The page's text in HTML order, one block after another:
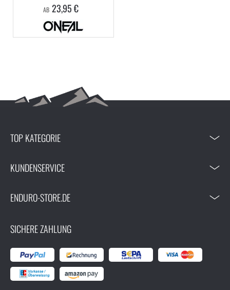
AB 23,95 €
TOP KATEGORIE
KUNDENSERVICE
ENDURO-STORE.DE
SICHERE ZAHLUNG